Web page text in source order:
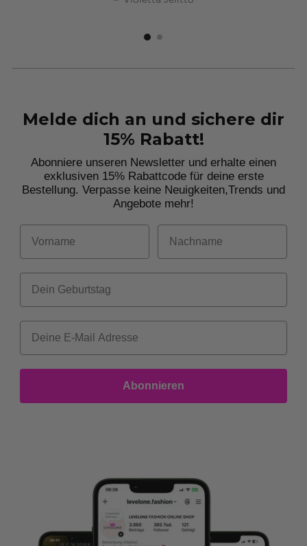
Melde dich an und sichere dir
15% Rabatt!
Abonniere unseren Newsletter und erhalte einen
exklusiven 15% Rabattcode für deine erste
Bestellung. Verpasse keine Neuigkeiten,Trends und
Angebote mehr!
Vorname Nachname
Dein Geburtstag
Abonnieren